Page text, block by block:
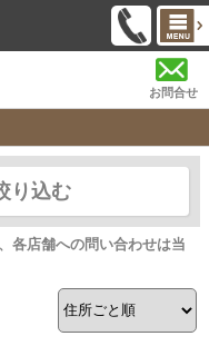
お問合せ
り込む
各店舗への問い合わせは当